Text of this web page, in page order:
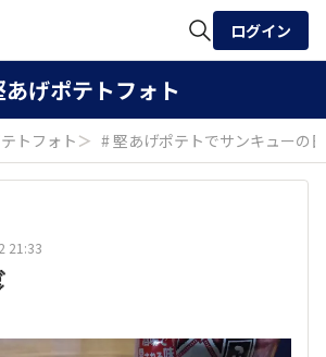
検索
ログイン
あげポテトフォト
トフォト ＞ # 堅あげポテトでサンキューの日
21:33